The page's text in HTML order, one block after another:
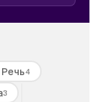
Речь4
3